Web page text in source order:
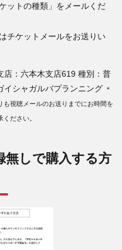
ットの種類」をメールくだ
チケットメールをお送りい
店：六本木支店619 種別：普
シャガルバプランニング ＊
視聴メールのお送りまでにお時間を
ださい。
無しで購入する方